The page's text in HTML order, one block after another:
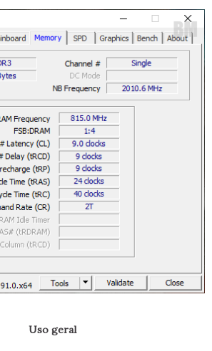
Uso geral